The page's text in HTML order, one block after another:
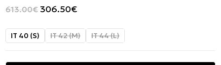
613.00€ Original
was:
306.50€
τιμή
306.50€.
IT 40 (S) IT 42 (M) IT 44 (L)